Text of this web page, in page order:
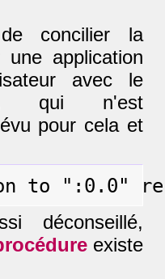
concilier la
application
avec le
qui n'est
pour cela et
déconseillé,
existe